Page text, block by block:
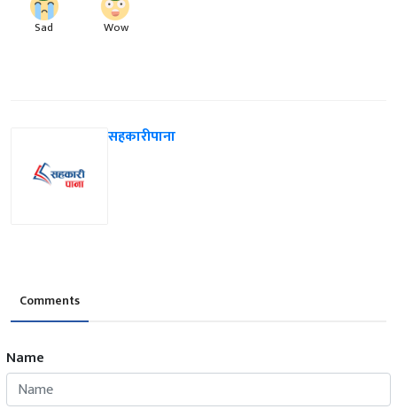
Sad Wow
सहकारीपाना
Comments
Name